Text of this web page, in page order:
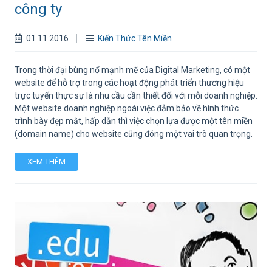
công ty
01 11 2016 Kiến Thức Tên Miền
Trong thời đại bùng nổ mạnh mẽ của Digital Marketing, có một
website để hỗ trợ trong các hoạt động phát triển thương hiệu
trực tuyến thực sự là nhu cầu cần thiết đối với mỗi doanh nghiệp.
Một website doanh nghiệp ngoài việc đảm bảo về hình thức
trình bày đẹp mắt, hấp dẫn thì việc chọn lựa được một tên miền
(domain name) cho website cũng đóng một vai trò quan trọng.
XEM THÊM